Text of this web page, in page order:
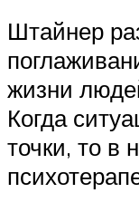
Штайнер
жизни
Когда
точки, то в